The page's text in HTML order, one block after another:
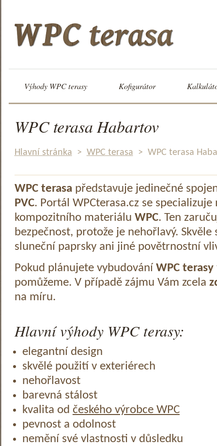
Výhody WPC terasy Kofigurátor
WPC terasa Habartov
Hlavní stránka > WPC terasa > WPC terasa
WPC terasa představuje jedinečné
PVC. Portál WPCterasa.cz se specializuje
kompozitního materiálu WPC. Ten
bezpečnost, protože je nehořlavý.
sluneční paprsky ani jiné povětrnostní
Pokud plánujete vybudování WPC terasy
pomůžeme. V případě zájmu Vám zcela
na míru.
Hlavní výhody WPC terasy:
elegantní design
skvělé použití v exteriérech
nehořlavost
barevná stálost
kvalita od českého výrobce WPC
pevnost a odolnost
nemění své vlastnosti v důsledku